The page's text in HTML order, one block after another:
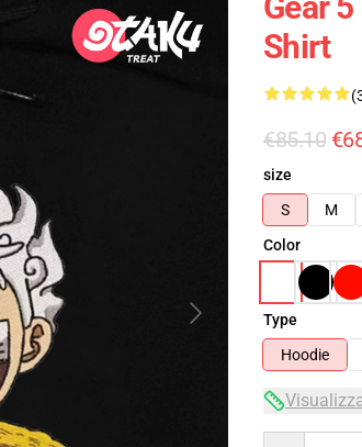
Shirt
€85.10
size
S
M
Color
Type
Hoodie